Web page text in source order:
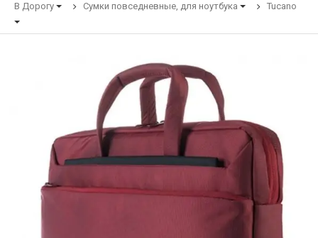
В Дорогу
Сумки повседневные, для ноутбука Tucano